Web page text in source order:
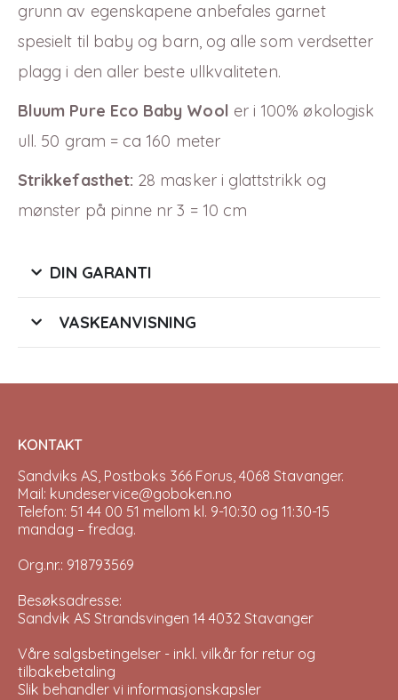
grunn av egenskapene anbefales garnet
spesielt til baby og barn, og alle som verdsetter
plagg i den aller beste ullkvaliteten.
Bluum Pure Eco Baby Wool er i 100% økologisk
ull. 50 gram = ca 160 meter
Strikkefasthet: 28 masker i glattstrikk og
mønster på pinne nr 3 = 10 cm
DIN GARANTI
VASKEANVISNING
KONTAKT
Sandviks AS, Postboks 366 Forus, 4068 Stavanger.
Mail: kundeservice@goboken.no
Telefon: 51 44 00 51 mellom kl. 9-10:30 og 11:30-15
mandag – fredag.
Org.nr.: 918793569
Besøksadresse:
Sandvik AS Strandsvingen 14 4032 Stavanger
Våre salgsbetingelser - inkl. vilkår for retur og
tilbakebetaling
Slik behandler vi informasjonskapsler